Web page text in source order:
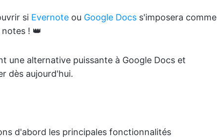
si Evernote ou Google Docs s'imposera comme
! 👑
une alternative puissante à Google Docs et
dès aujourd'hui.
d'abord les principales fonctionnalités